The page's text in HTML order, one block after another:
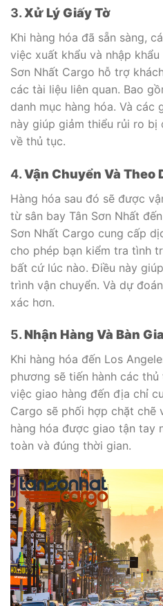
3. Xử Lý Giấy Tờ
Khi hàng hóa đã sẵn sàng,
việc xuất khẩu và nhập
Sơn Nhất Cargo hỗ trợ
các tài liệu liên quan. Bao
danh mục hàng hóa. Và các
này giúp giảm thiểu rủi ro
về thủ tục.
4.Vận Chuyển Và Theo
Hàng hóa sau đó sẽ được
từ sân bay Tân Sơn Nhất
Sơn Nhất Cargo cung cấp
cho phép bạn kiểm tra tình
bất cứ lúc nào. Điều này
trình vận chuyển. Và dự
xác hơn.
5.Nhận Hàng Và Bàn
Khi hàng hóa đến Los
phương sẽ tiến hành các
việc giao hàng đến địa chỉ
Cargo sẽ phối hợp chặt
hàng hóa được giao tận tay
toàn và đúng thời gian.